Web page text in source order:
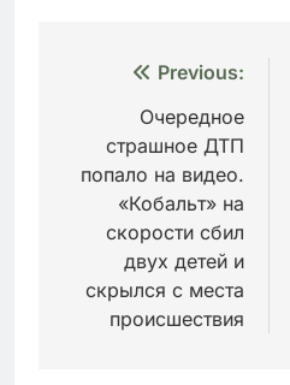
Навигация
записям
Previous:
Очередное
страшное ДТП
попало на видео.
«Кобальт» на
скорости сбил
двух детей и
скрылся с места
происшествия